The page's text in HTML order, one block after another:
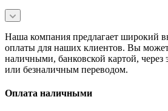
Наша компания предлагает широкий
оплаты для наших клиентов. Вы
наличными, банковской картой, через
или безналичным переводом.
Оплата наличными